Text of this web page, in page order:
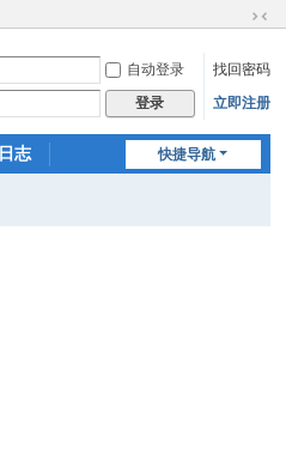
换
到
窄
自动登录
找回密码
登录 立即注册
快捷导航
日志